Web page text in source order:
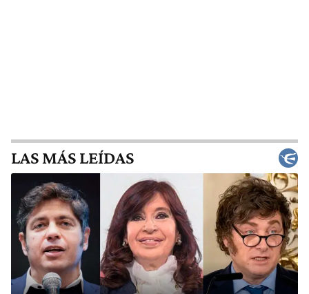
LAS MÁS LEÍDAS